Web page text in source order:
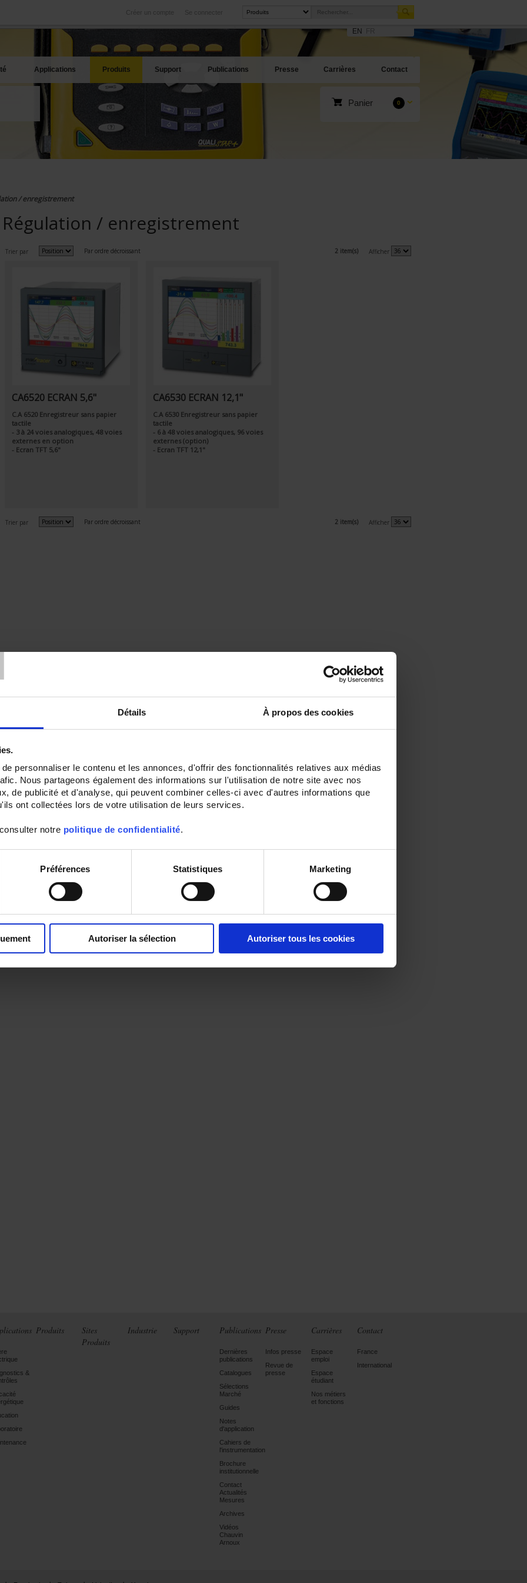
Détails À propos des cookies
personnaliser le contenu et les annonces, d'offrir des fonctionnalités relatives aux médias
Nous partageons également des informations sur l'utilisation de notre site avec nos
de publicité et d'analyse, qui peuvent combiner celles-ci avec d'autres informations que
ont collectées lors de votre utilisation de leurs services.
notre politique de confidentialité.
Préférences Statistiques Marketing
Autoriser la sélection Autoriser tous les cookies
Se connecter
Créer un compte
International
Nos filiales à l'étranger
Nos meilleures offres
EN
Applications Produits Support Publications Presse Carrières Contact
Panier 0
/ enregistrement
Régulation / enregistrement
Trier par Par ordre décroissant 2 item(s) Afficher
CA6520 ECRAN 5,6"
C.A 6520 Enregistreur sans papier
tactile
- 3 à 24 voies analogiques, 48 voies
externes en option
- Ecran TFT 5,6"
CA6530 ECRAN 12,1"
C.A 6530 Enregistreur sans papier
tactile
- 6 à 48 voies analogiques, 96 voies
externes (option)
- Ecran TFT 12,1"
Trier par Par ordre décroissant 2 item(s) Afficher
&
Produits
Sites
Produits
Industrie Support Publications
Dernières
publications
Catalogues
Sélections
Marché
Guides
Notes
d'application
Cahiers de
l'instrumentation
Brochure
institutionnelle
Contact
Actualités
Mesures
Archives
Vidéos
Chauvin
Arnoux
Presse
Infos presse
Revue de
presse
Carrières
Espace
emploi
Espace
étudiant
Nos métiers
et fonctions
Contact
France
International